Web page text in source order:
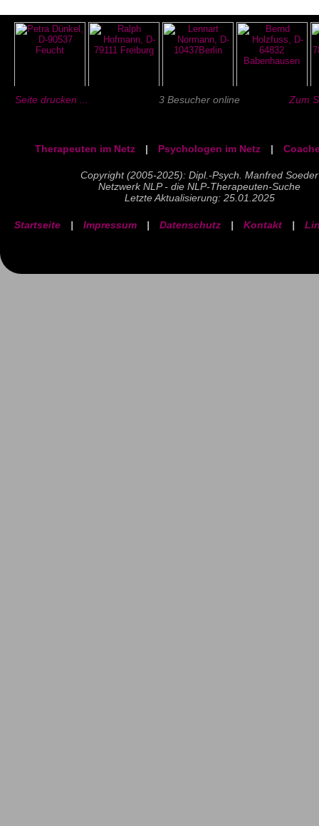
Seite drucken ... 3 Besucher online Zum
Therapeuten im Netz | Psychologen im Netz |
Copyright (2005-2025): Dipl.-Psych. Manfred Soeder
Netzwerk NLP - die NLP-Therapeuten-Suche
Letzte Aktualisierung: 25.01.2025
Startseite | Impressum | Datenschutz | Kontakt |